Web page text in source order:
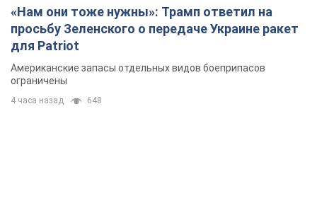
«Нам они тоже нужны»: Трамп ответил на
просьбу Зеленского о передаче Украине ракет
для Patriot
Американские запасы отдельных видов боеприпасов
ограничены
4 часа назад 648